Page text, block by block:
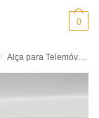
0
/ Alça para Telemóvel Blush – Phone Strap